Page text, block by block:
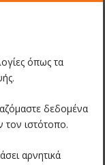
όπως τα
δεδομένα
τον ιστότοπο.
αρνητικά
στη